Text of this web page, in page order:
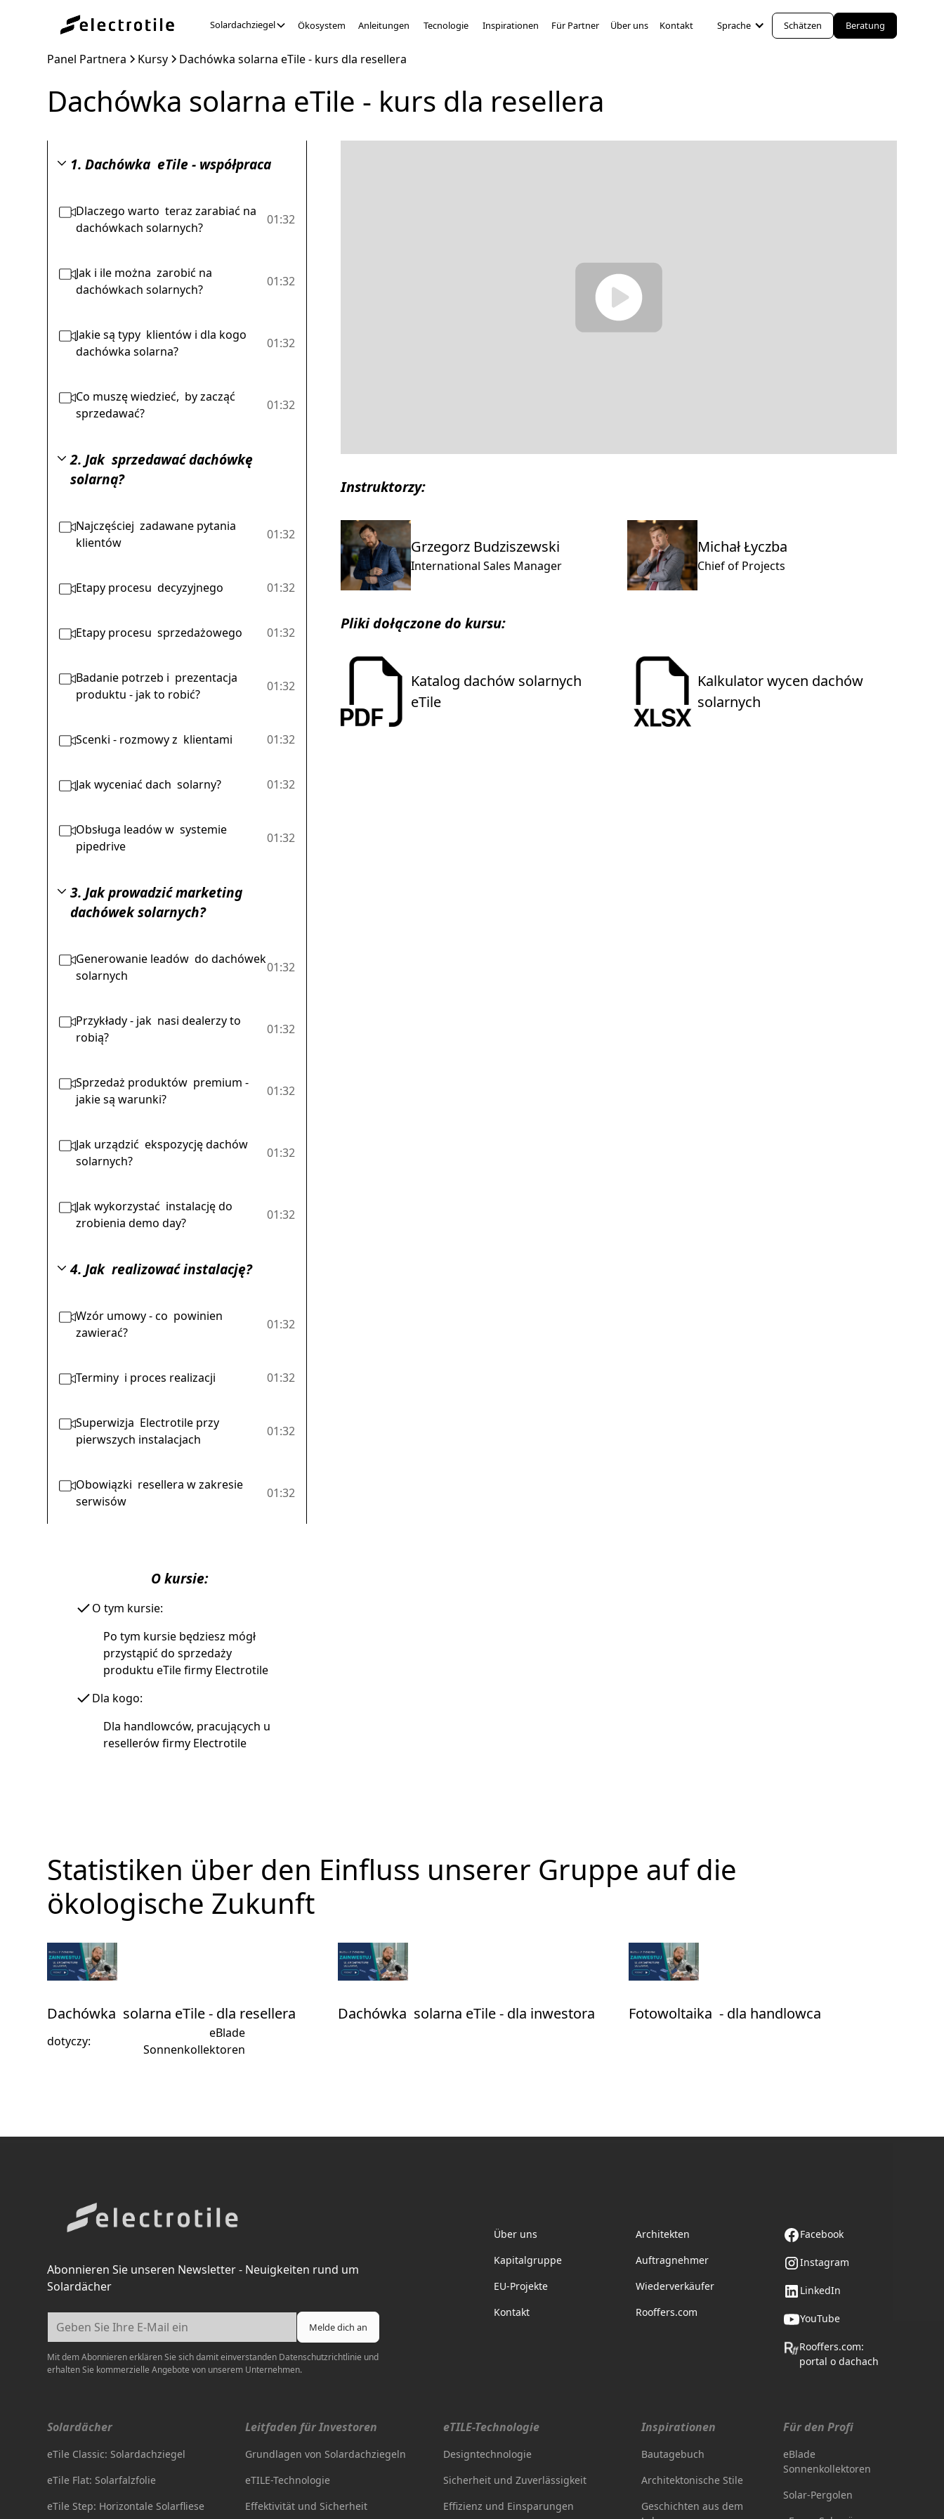
Solardachziegel Ökosystem Anleitungen Tecnologie Inspirationen Für Partner Über uns Kontakt Sprache Schätzen Beratung
Panel Partnera Kursy Dachówka solarna eTile - kurs dla resellera
Dachówka solarna eTile - kurs dla resellera
1. Dachówka eTile - współpraca
Dlaczego warto teraz zarabiać na
dachówkach solarnych?
01:32
Jak i ile można zarobić na
dachówkach solarnych?
01:32
Jakie są typy klientów i dla kogo
dachówka solarna?
01:32
Co muszę wiedzieć, by zacząć
sprzedawać?
01:32
2. Jak sprzedawać dachówkę
solarną?
Najczęściej zadawane pytania
klientów
01:32
Etapy procesu decyzyjnego 01:32
Etapy procesu sprzedażowego 01:32
Badanie potrzeb i prezentacja
produktu - jak to robić?
01:32
Scenki - rozmowy z klientami 01:32
Jak wyceniać dach solarny? 01:32
Obsługa leadów w systemie
pipedrive
01:32
3. Jak prowadzić marketing
dachówek solarnych?
Generowanie leadów do dachówek
solarnych
01:32
Przykłady - jak nasi dealerzy to
robią?
01:32
Sprzedaż produktów premium -
jakie są warunki?
01:32
Jak urządzić ekspozycję dachów
solarnych?
01:32
Jak wykorzystać instalację do
zrobienia demo day?
01:32
4. Jak realizować instalację?
Wzór umowy - co powinien
zawierać?
01:32
Terminy i proces realizacji 01:32
Superwizja Electrotile przy
pierwszych instalacjach
01:32
Obowiązki resellera w zakresie
serwisów
01:32
O kursie:
O tym kursie:
Po tym kursie będziesz mógł
przystąpić do sprzedaży
produktu eTile firmy Electrotile
Dla kogo:
Dla handlowców, pracujących u
resellerów firmy Electrotile
Instruktorzy:
Grzegorz Budziszewski
International Sales Manager
Michał Łyczba
Chief of Projects
Pliki dołączone do kursu:
Katalog dachów solarnych
eTile
Kalkulator wycen dachów
solarnych
Statistiken über den Einfluss unserer Gruppe auf die
ökologische Zukunft
Dachówka solarna eTile - dla resellera
dotyczy:
eBlade
Sonnenkollektoren
Dachówka solarna eTile - dla inwestora Fotowoltaika - dla handlowca
Abonnieren Sie unseren Newsletter - Neuigkeiten rund um
Solardächer
Mit dem Abonnieren erklären Sie sich damit einverstanden Datenschutzrichtlinie und
erhalten Sie kommerzielle Angebote von unserem Unternehmen.
Über uns
Kapitalgruppe
EU-Projekte
Kontakt
Architekten
Auftragnehmer
Wiederverkäufer
Rooffers.com
Facebook
Instagram
LinkedIn
YouTube
Rooffers.com:
portal o dachach
Solardächer
eTile Classic: Solardachziegel
eTile Flat: Solarfalzfolie
eTile Step: Horizontale Solarfliese
Leitfaden für Investoren
Grundlagen von Solardachziegeln
eTILE-Technologie
Effektivität und Sicherheit
eTILE-Technologie
Designtechnologie
Sicherheit und Zuverlässigkeit
Effizienz und Einsparungen
Inspirationen
Bautagebuch
Architektonische Stile
Geschichten aus dem
Für den Profi
eBlade
Sonnenkollektoren
Solar-Pergolen